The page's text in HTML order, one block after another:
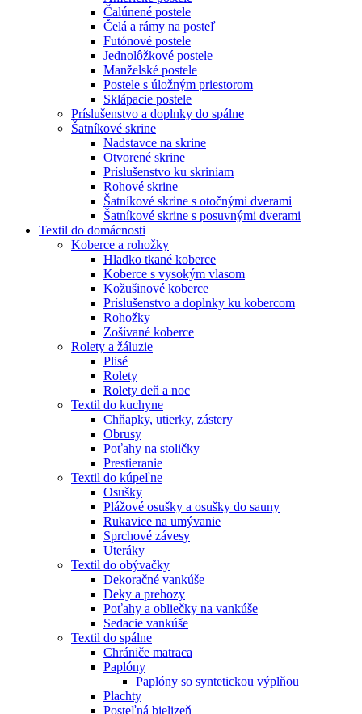
Čalúnené postele
Čelá a rámy na posteľ
Futónové postele
Jednolôžkové postele
Manželské postele
Postele s úložným priestorom
Sklápacie postele
Príslušenstvo a doplnky do spálne
Šatníkové skrine
Nadstavce na skrine
Otvorené skrine
Príslušenstvo ku skriniam
Rohové skrine
Šatníkové skrine s otočnými dverami
Šatníkové skrine s posuvnými dverami
Textil do domácnosti
Koberce a rohožky
Hladko tkané koberce
Koberce s vysokým vlasom
Kožušinové koberce
Príslušenstvo a doplnky ku kobercom
Rohožky
Zošívané koberce
Rolety a žáluzie
Plisé
Rolety
Rolety deň a noc
Textil do kuchyne
Chňapky, utierky, zástery
Obrusy
Poťahy na stoličky
Prestieranie
Textil do kúpeľne
Osušky
Plážové osušky a osušky do sauny
Rukavice na umývanie
Sprchové závesy
Uteráky
Textil do obývačky
Dekoračné vankúše
Deky a prehozy
Poťahy a obliečky na vankúše
Sedacie vankúše
Textil do spálne
Chrániče matraca
Paplóny
Paplóny so syntetickou výplňou
Plachty
Posteľná bielizeň